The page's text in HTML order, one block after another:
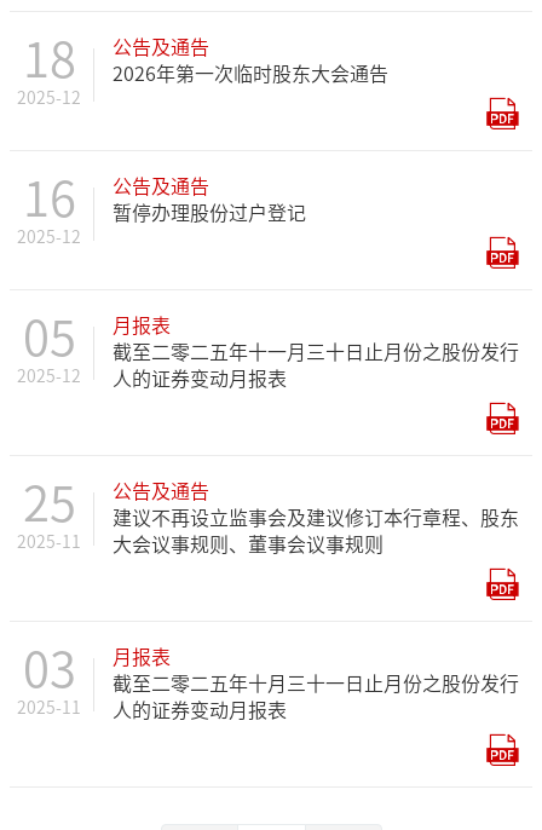
18
2025-12
公告及通告
2026年第一次临时股东大会通告
16
2025-12
公告及通告
暂停办理股份过户登记
05
2025-12
月报表
截至二零二五年十一月三十日止月份之股份发行
人的证券变动月报表
25
2025-11
公告及通告
建议不再设立监事会及建议修订本行章程、股东
大会议事规则、董事会议事规则
03
2025-11
月报表
截至二零二五年十月三十一日止月份之股份发行
人的证券变动月报表